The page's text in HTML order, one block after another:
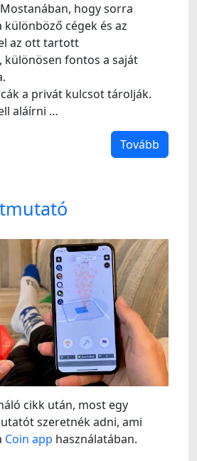
hogy sorra
különböző cégek és az
az ott tartott
fontos a saját
a privát kulcsot tárolják.
aláírni …
Tovább
cikk után, most egy
szeretnék adni, ami
Coin app használatában.